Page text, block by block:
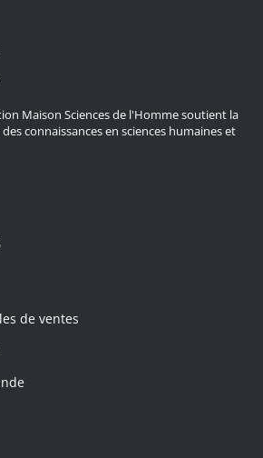
Maison Sciences de l'Homme soutient la
connaissances en sciences humaines et
de ventes